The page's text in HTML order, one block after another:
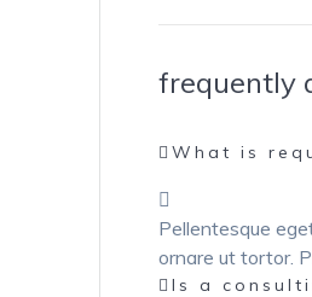
frequently
What is
Pellentesque
ornare ut tortor.
Is a